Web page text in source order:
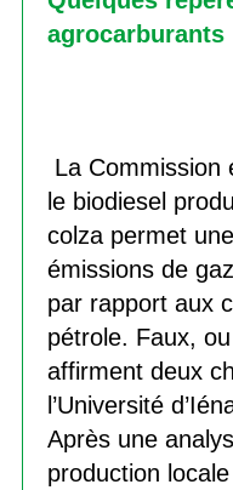
agrocarburants
La Commission
le biodiesel
colza permet
émissions de
par rapport aux
pétrole. Faux,
affirment deux
l’Université
Après une
production